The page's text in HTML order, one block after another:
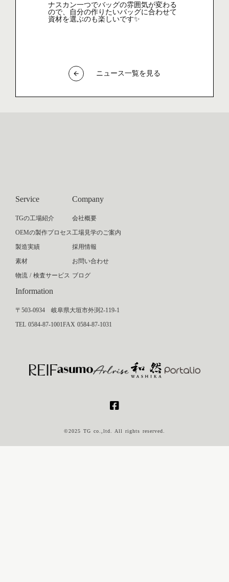
ナスカン一つでバッグの雰囲気が変わる
ので、自分の作りたいバッグに合わせて
資材を選ぶのも楽しいです✨
arrow_back ニュース一覧を見る
Service
TGの工場紹介
OEMの製作プロセス
製造実績
素材
物流 / 検査サービス
Company
会社概要
工場見学のご案内
採用情報
お問い合わせ
ブログ
Information
〒503-0934 岐阜県大垣市外渕2-119-1
TEL 0584-87-1001FAX 0584-87-1031
©2025 TG co.,ltd. All rights reserved.